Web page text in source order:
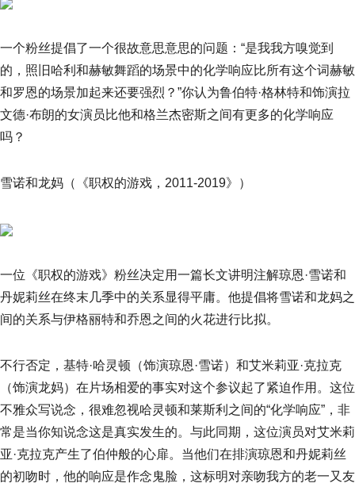
一个粉丝提倡了一个很故意思意思的问题：“是我我方嗅觉到
的，照旧哈利和赫敏舞蹈的场景中的化学响应比所有这个词赫敏
和罗恩的场景加起来还要强烈？”你认为鲁伯特·格林特和饰演拉
文德·布朗的女演员比他和格兰杰密斯之间有更多的化学响应
吗？
雪诺和龙妈（《职权的游戏，2011-2019》）
一位《职权的游戏》粉丝决定用一篇长文讲明注解琼恩·雪诺和
丹妮莉丝在终末几季中的关系显得平庸。他提倡将雪诺和龙妈之
间的关系与伊格丽特和乔恩之间的火花进行比拟。
不行否定，基特·哈灵顿（饰演琼恩·雪诺）和艾米莉亚·克拉克
（饰演龙妈）在片场相爱的事实对这个参议起了紧迫作用。这位
不雅众写说念，很难忽视哈灵顿和莱斯利之间的“化学响应”，非
常是当你知说念这是真实发生的。与此同期，这位演员对艾米莉
亚·克拉克产生了伯仲般的心扉。当他们在排演琼恩和丹妮莉丝
的初吻时，他的响应是作念鬼脸，这标明对亲吻我方的老一又友